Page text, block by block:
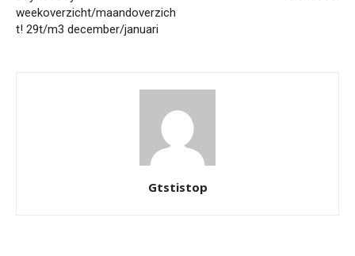
weekoverzicht/maandoverzich
t! 29t/m3 december/januari
Gtstistop